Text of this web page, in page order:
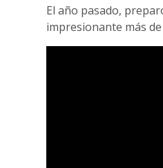
El año pasado,
impresionante más